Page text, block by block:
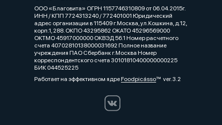
ООО «Благовита» ОГРН 1157746310809 от 06.04.2015г.
ИНН / КПП 7724313240 / 772401001 Юридический
адрес организации в 115409 г.Москва, ул.Кошкина, д.12,
корп.1, 288. ОКПО 43295862 ОКАТО 45296569000
ОКТМО 45917000000 ОКВЭД 56.1 Номер расчетного
счета 40702810138000031692 Полное название
учреждения ПАО Сбербанк г.Москва Номер
корреспондентского счета 30101810400000000225
БИК 044525225
Работает на эффективном ядреFoodpicássover. 3.2